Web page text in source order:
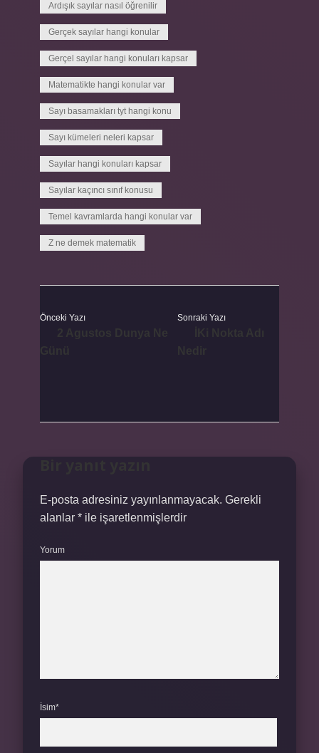
Ardışık sayılar nasıl öğrenilir
Gerçek sayılar hangi konular
Gerçel sayılar hangi konuları kapsar
Matematikte hangi konular var
Sayı basamakları tyt hangi konu
Sayı kümeleri neleri kapsar
Sayılar hangi konuları kapsar
Sayılar kaçıncı sınıf konusu
Temel kavramlarda hangi konular var
Z ne demek matematik
Önceki Yazı Sonraki Yazı
E-posta adresiniz yayınlanmayacak. Gerekli
alanlar * ile işaretlenmişlerdir
Yorum
İsim*